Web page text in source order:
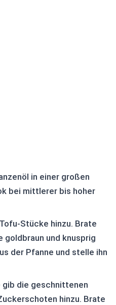
in einer großen
bei mittlerer bis hoher
Stücke hinzu. Brate
goldbraun und knusprig
der Pfanne und stelle ihn
gib die geschnittenen
hinzu. Brate